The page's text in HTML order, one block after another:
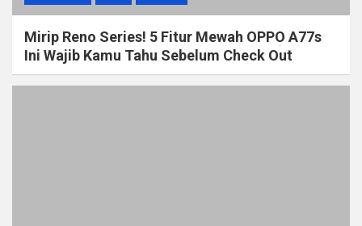
Mirip Reno Series! 5 Fitur Mewah OPPO A77s
Ini Wajib Kamu Tahu Sebelum Check Out